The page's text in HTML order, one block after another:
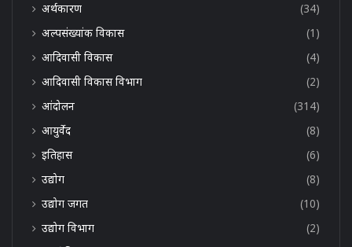
अर्थकारण
(34)
अल्पसंख्यांक विकास
(1)
आदिवासी विकास
(4)
आदिवासी विकास विभाग
(2)
आंदोलन
(314)
आयुर्वेद
(8)
इतिहास
(6)
उद्योग
(8)
उद्योग जगत
(10)
उद्योग विभाग
(2)